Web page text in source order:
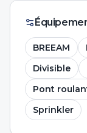
BREEAM
Divisible
Pont
Sprinkler